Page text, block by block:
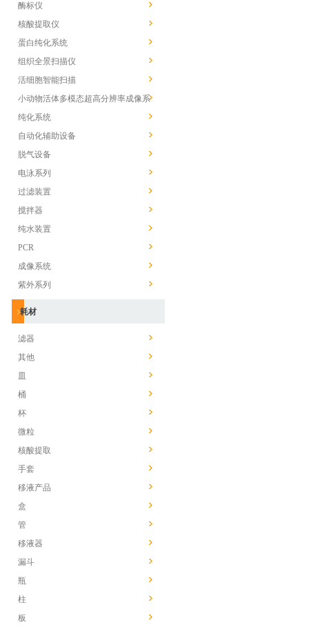
酶标仪
核酸提取仪
蛋白纯化系统
组织全景扫描仪
活细胞智能扫描
小动物活体多模态超高分辨率成像系
统
纯化系统
自动化辅助设备
脱气设备
电泳系列
过滤装置
搅拌器
纯水装置
PCR
成像系统
紫外系列
耗材
滤器
其他
皿
桶
杯
微粒
核酸提取
手套
移液产品
盒
管
移液器
漏斗
瓶
柱
板